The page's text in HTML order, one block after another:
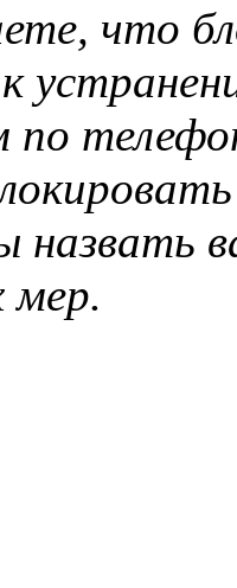
что
по
назвать
мер.